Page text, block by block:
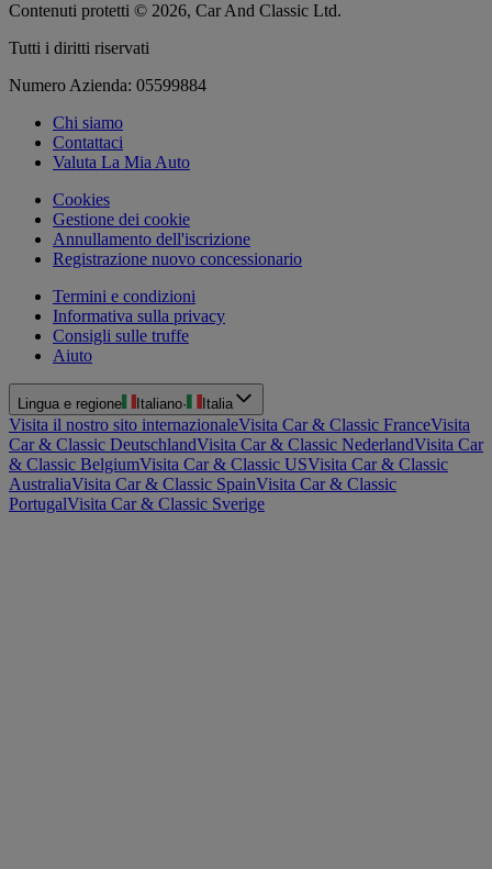
Contenuti protetti © 2026, Car And Classic Ltd.
Tutti i diritti riservati
Numero Azienda: 05599884
Chi siamo
Contattaci
Valuta La Mia Auto
Cookies
Gestione dei cookie
Annullamento dell'iscrizione
Registrazione nuovo concessionario
Termini e condizioni
Informativa sulla privacy
Consigli sulle truffe
Aiuto
Lingua e regione Italiano· Italia
Visita il nostro sito internazionaleVisita Car & Classic FranceVisita
Car & Classic DeutschlandVisita Car & Classic NederlandVisita Car
& Classic BelgiumVisita Car & Classic USVisita Car & Classic
AustraliaVisita Car & Classic SpainVisita Car & Classic
PortugalVisita Car & Classic Sverige